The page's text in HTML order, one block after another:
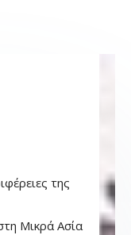
της
Μικρά Ασία